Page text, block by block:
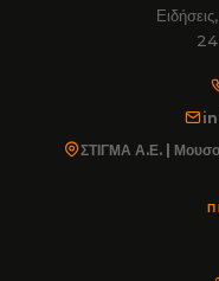
24
ΣΤΙΓΜΑ Α.Ε. |